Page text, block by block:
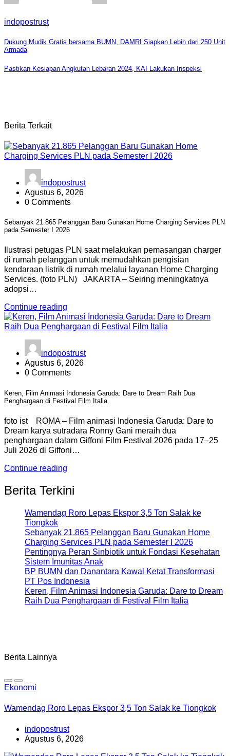
indopostrust
Navigasi
Dukung Mudik Gratis bersama BUMN, DAMRI Siapkan Lebih dari 250 Unit
Armada
Pastikan Kesiapan Angkutan Lebaran 2024, KAI Lakukan Inspeksi
Berita Terkait
indopostrust
Agustus 6, 2026
0 Comments
Sebanyak 21.865 Pelanggan Baru Gunakan Home Charging Services PLN
pada Semester I 2026
Ilustrasi petugas PLN saat melakukan pemasangan charger
di rumah pelanggan untuk memudahkan pengisian
kendaraan listrik di rumah melalui layanan Home Charging
Services. (foto PLN) JAKARTA – Seiring meningkatnya
adopsi…
Continue reading
indopostrust
Agustus 6, 2026
0 Comments
Keren, Film Animasi Indonesia Garuda: Dare to Dream Raih Dua
Penghargaan di Festival Film Italia
foto ist ROMA – Film animasi Indonesia Garuda: Dare to
Dream karya sutradara Ronny Gani meraih dua
penghargaan dalam Giffoni Film Festival 2026 pada 17–25
Juli 2026 di Giffoni…
Continue reading
Berita Terkini
Wamendag Roro Lepas Ekspor 3,5 Ton Salak ke
Tiongkok
Sebanyak 21.865 Pelanggan Baru Gunakan Home
Charging Services PLN pada Semester I 2026
Pentingnya Peran Sinbiotik untuk Fondasi Kesehatan
Sistem Imunitas Anak
BP BUMN dan Danantara Kawal Ketat Transformasi
PT Pos Indonesia
Keren, Film Animasi Indonesia Garuda: Dare to Dream
Raih Dua Penghargaan di Festival Film Italia
Berita Lainnya
Ekonomi
Wamendag Roro Lepas Ekspor 3,5 Ton Salak ke Tiongkok
indopostrust
Agustus 6, 2026